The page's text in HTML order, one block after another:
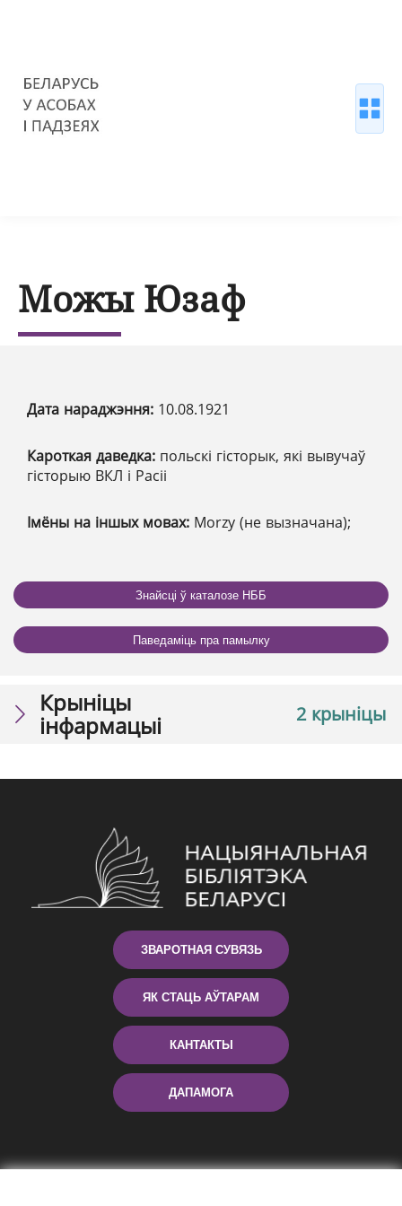
Можы Юзаф
Дата нараджэння: 10.08.1921
Кароткая даведка: польскі гісторык, які вывучаў
гісторыю ВКЛ і Расіі
Імёны на іншых мовах: Morzy (не вызначана);
Знайсці ў каталозе НББ
Паведаміць пра памылку
2 крыніцы
Крыніцы
інфармацыі
ЗВАРОТНАЯ СУВЯЗЬ
ЯК СТАЦЬ АЎТАРАМ
КАНТАКТЫ
ДАПАМОГА